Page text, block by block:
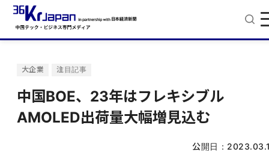
大企業 注目記事
中国BOE、23年はフレキシブル
AMOLED出荷量大幅増見込む
公開日：